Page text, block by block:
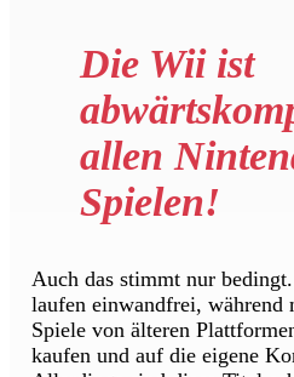
Die Wii ist
allen
Spielen!
Auch das stimmt nur
laufen einwandfrei, während
Spiele von älteren
kaufen und auf die eigene